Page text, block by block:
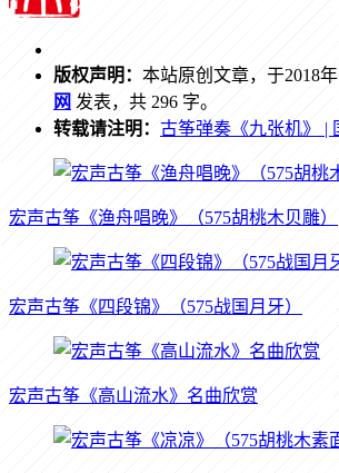
版权声明： 本站原创文章，于2018
网 发表，共 296 字。
转载请注明： 古筝弹奏《九张机》 |
宏声古筝《渔舟唱晚》（575胡桃木贝雕）
宏声古筝《四段锦》（575战国月牙）
宏声古筝《高山流水》名曲欣赏